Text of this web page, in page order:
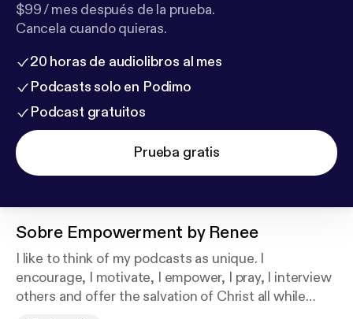
$99 / mes después de la prueba.
Cancela cuando quieras.
20 horas de audiolibros al mes
Podcasts solo en Podimo
Podcast gratuitos
Prueba gratis
Sobre Empowerment by Renee
I like to think of my podcasts as unique. I
encourage, I motivate, I empower, I pray, I interview
others and offer the salvation of Christ all while